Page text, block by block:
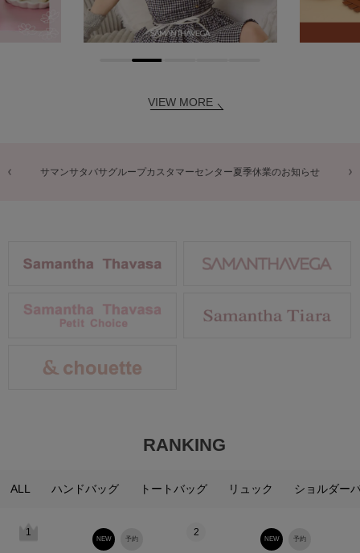
VIEW MORE
商品に関するお詫びとお知らせ
RANKING
ALL ハンドバッグ トートバッグ リュック ショルダー
1
予約
NEW
2
予約
NEW